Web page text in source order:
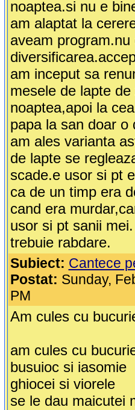
noaptea.si nu e
am alaptat la
aveam
am inceput sa
mesele de lapte
noaptea,apoi la
papa la san doar o
am ales varianta
de lapte se
scade.e usor si pt
ca de un timp era
cand era
usor si pt sanii mei.
trebuie rabdare.
Subiect: Cantece
Postat: Sunday,
PM
Am cules cu
am cules cu
busuioc si iasomie
ghiocei si viorele
se le dau maicutei